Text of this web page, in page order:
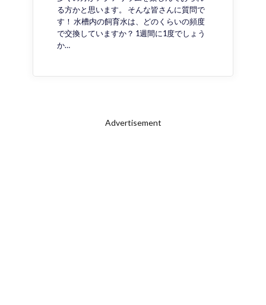
る方かと思います。 そんな皆さんに質問で
す！ 水槽内の飼育水は、どのくらいの頻度
で交換していますか？ 1週間に1度でしょう
か…
Advertisement